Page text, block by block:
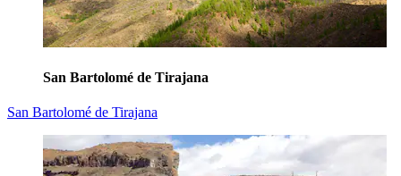
San Bartolomé de Tirajana
San Bartolomé de Tirajana